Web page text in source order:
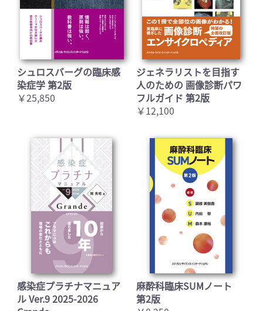
シュロスバーグの臨床感
染症学 第2版
￥25,850
ジェネラリストを目指す
人のための 画像診断パワ
フルガイド 第2版
￥12,100
感染症プラチナマニュア
ル Ver.9 2025-2026
麻酔科臨床SUMノート
第2版